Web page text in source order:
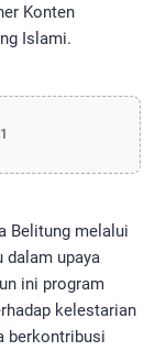
Konten
Islami.
Belitung melalui
dalam upaya
ini program
kelestarian
berkontribusi